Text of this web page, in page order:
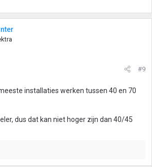
#9
installaties werken tussen 40 en 70
dus dat kan niet hoger zijn dan 40/45